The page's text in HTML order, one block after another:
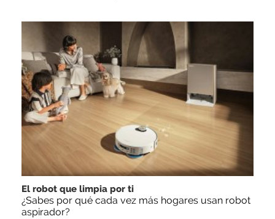
El robot que limpia por ti
¿Sabes por qué cada vez más hogares usan robot
aspirador?